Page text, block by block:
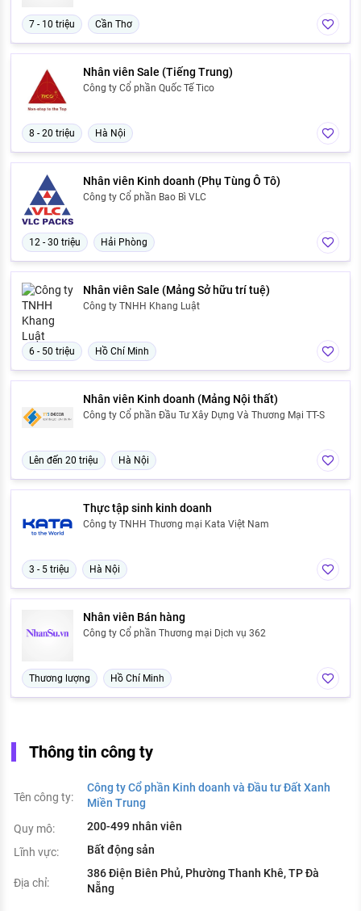
7 - 10 triệu Cần Thơ
Nhân viên Sale (Tiếng Trung)
Công ty Cổ phần Quốc Tế Tico
8 - 20 triệu Hà Nội
Nhân viên Kinh doanh (Phụ Tùng Ô Tô)
Công ty Cổ phần Bao Bì VLC
12 - 30 triệu Hải Phòng
Nhân viên Sale (Mảng Sở hữu trí tuệ)
Công ty TNHH Khang Luật
6 - 50 triệu Hồ Chí Minh
Nhân viên Kinh doanh (Mảng Nội thất)
Công ty Cổ phần Đầu Tư Xây Dựng Và Thương Mại TT-S
Lên đến 20 triệu Hà Nội
Thực tập sinh kinh doanh
Công ty TNHH Thương mại Kata Việt Nam
3 - 5 triệu Hà Nội
Nhân viên Bán hàng
Công ty Cổ phần Thương mại Dịch vụ 362
Thương lượng Hồ Chí Minh
Thông tin công ty
Tên công ty:
Công ty Cổ phần Kinh doanh và Đầu tư Đất Xanh
Miền Trung
Quy mô:
200-499 nhân viên
Lĩnh vực:
Bất động sản
Địa chỉ:
386 Điện Biên Phủ, Phường Thanh Khê, TP Đà
Nẵng